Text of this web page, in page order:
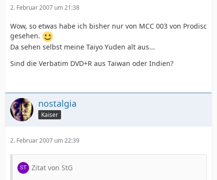
2. Februar 2007 um 21:38
Wow, so etwas habe ich bisher nur von MCC 003 von Prodisc
gesehen.
Da sehen selbst meine Taiyo Yuden alt aus...
Sind die Verbatim DVD+R aus Taiwan oder Indien?
nostalgia
Kaiser
2. Februar 2007 um 22:39
Zitat von StG